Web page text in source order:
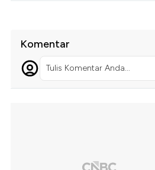
Komentar
Tulis Komentar Anda...